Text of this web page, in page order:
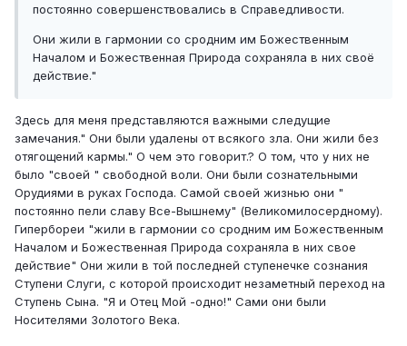
постоянно совершенствовались в Справедливости.
Они жили в гармонии со сродним им Божественным
Началом и Божественная Природа сохраняла в них своё
действие."
Здесь для меня представляются важными следущие
замечания." Они были удалены от всякого зла. Они жили без
отягощений кармы." О чем это говорит.? О том, что у них не
было "своей " свободной воли. Они были сознательными
Орудиями в руках Господа. Самой своей жизнью они "
постоянно пели славу Все-Вышнему" (Великомилосердному).
Гипербореи "жили в гармонии со сродним им Божественным
Началом и Божественная Природа сохраняла в них свое
действие" Они жили в той последней ступенечке сознания
Ступени Слуги, с которой происходит незаметный переход на
Ступень Сына. "Я и Отец Мой -одно!" Сами они были
Носителями Золотого Века.